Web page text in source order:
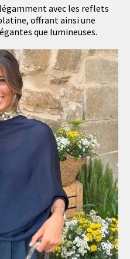
avec les reflets
offrant ainsi une
que lumineuses.